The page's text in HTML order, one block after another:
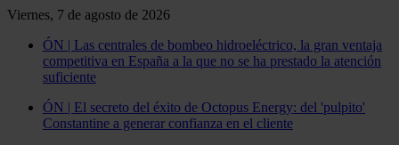
Viernes, 7 de agosto de 2026
ÓN | Las centrales de bombeo hidroeléctrico, la gran ventaja
competitiva en España a la que no se ha prestado la atención
suficiente
ÓN | El secreto del éxito de Octopus Energy: del 'pulpito'
Constantine a generar confianza en el cliente